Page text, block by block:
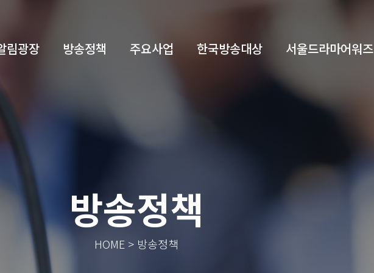
림광장 방송정책 주요사업 한국방송대상 서울드라마어워즈
방송정책
HOME > 방송정책